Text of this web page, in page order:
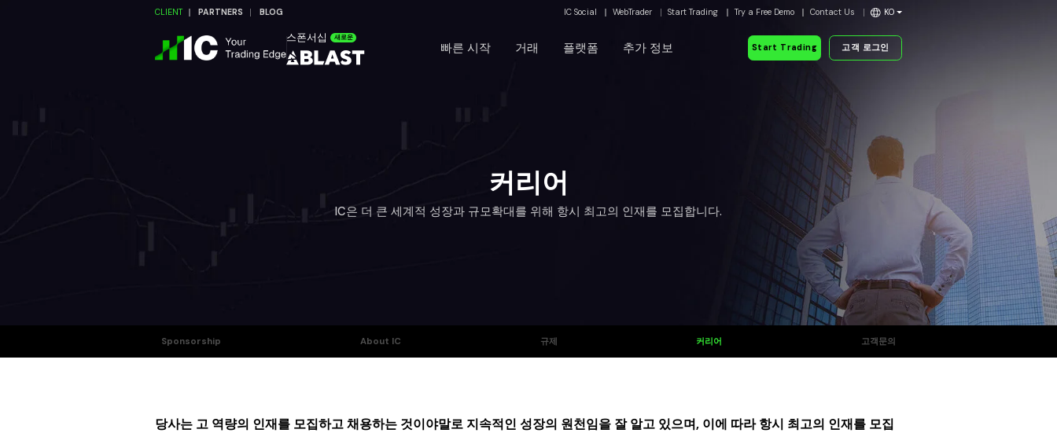
CLIENT PARTNERS BLOG IC Social WebTrader Start Trading Try a Free Demo Contact Us KO
스폰서십 새로운
빠른 시작 거래 플랫폼 추가 정보 Start Trading 고객 로그인
커리어
IC은 더 큰 세계적 성장과 규모확대를 위해 항시 최고의 인재를 모집합니다.
Sponsorship About IC 규제 커리어 고객문의
당사는 고 역량의 인재를 모집하고 채용하는 것이야말로 지속적인 성장의 원천임을 잘 알고 있으며, 이에 따라 항시 최고의 인재를 모집